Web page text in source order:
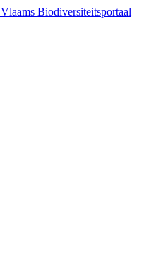
Vlaams Biodiversiteitsportaal